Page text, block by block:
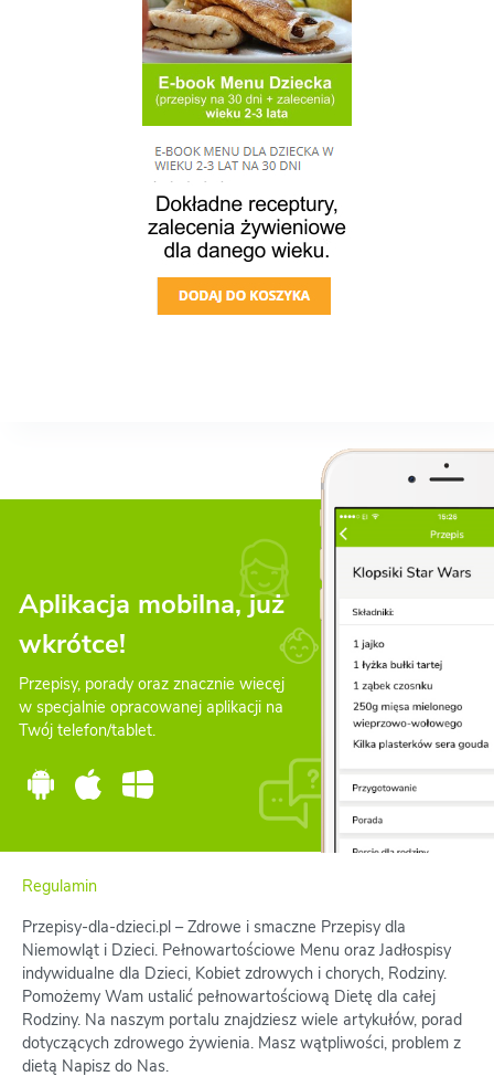
Aplikacja mobilna, już
wkrótce!
Przepisy, porady oraz znacznie wiecęj
w specjalnie opracowanej aplikacji na
Twój telefon/tablet.
Regulamin
Przepisy-dla-dzieci.pl – Zdrowe i smaczne Przepisy dla
Niemowląt i Dzieci. Pełnowartościowe Menu oraz Jadłospisy
indywidualne dla Dzieci, Kobiet zdrowych i chorych, Rodziny.
Pomożemy Wam ustalić pełnowartościową Dietę dla całej
Rodziny. Na naszym portalu znajdziesz wiele artykułów, porad
dotyczących zdrowego żywienia. Masz wątpliwości, problem z
dietą Napisz do Nas.